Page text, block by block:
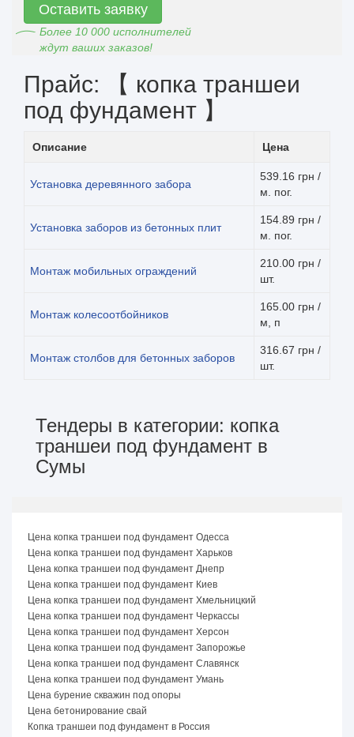
Оставить заявку
Более 10 000 исполнителей
ждут ваших заказов!
Прайс: 【 копка траншеи
под фундамент 】
Описание Цена
Установка деревянного забора
539.16 грн /
м. пог.
Установка заборов из бетонных плит
154.89 грн /
м. пог.
Монтаж мобильных ограждений
210.00 грн /
шт.
Монтаж колесоотбойников
165.00 грн /
м, п
Монтаж столбов для бетонных заборов
316.67 грн /
шт.
Тендеры в категории: копка
траншеи под фундамент в
Сумы
Цена копка траншеи под фундамент Одесса
Цена копка траншеи под фундамент Харьков
Цена копка траншеи под фундамент Днепр
Цена копка траншеи под фундамент Киев
Цена копка траншеи под фундамент Хмельницкий
Цена копка траншеи под фундамент Черкассы
Цена копка траншеи под фундамент Херсон
Цена копка траншеи под фундамент Запорожье
Цена копка траншеи под фундамент Славянск
Цена копка траншеи под фундамент Умань
Цена бурение скважин под опоры
Цена бетонирование свай
Копка траншеи под фундамент в Россия